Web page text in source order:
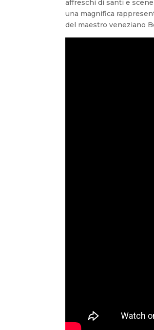
affreschi di santi e
una magnifica
del maestro veneziano